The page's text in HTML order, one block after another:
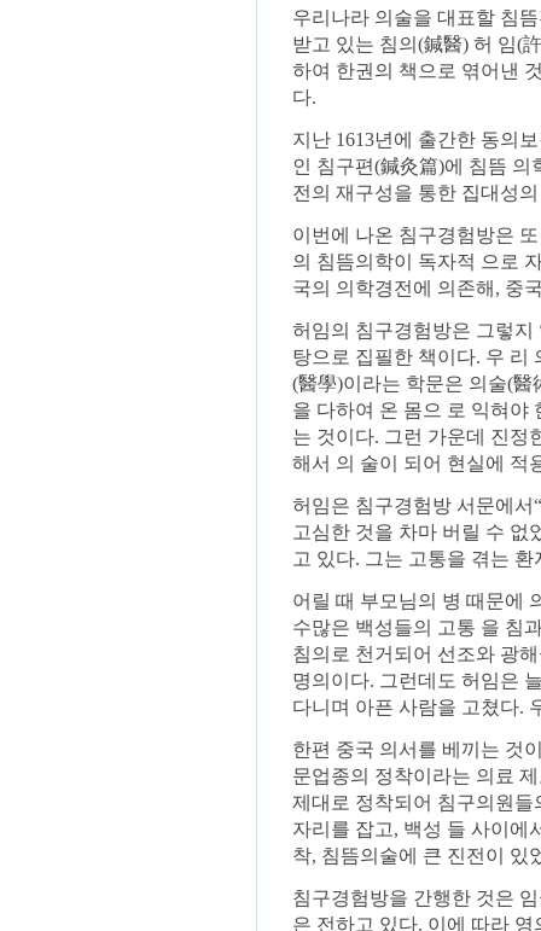
우리나라 의술을 대표할 침
받고 있는 침의(鍼醫) 허 임(
하여 한권의 책으로 엮어낸
다.
지난 1613년에 출간한 동의
인 침구편(鍼灸篇)에 침뜸
전의 재구성을 통한 집대성
이번에 나온 침구경험방은
의 침뜸의학이 독자적 으로
국의 의학경전에 의존해, 중
허임의 침구경험방은 그렇
탕으로 집필한 책이다. 우 리
(醫學)이라는 학문은 의술(
을 다하여 온 몸으 로 익혀야
는 것이다. 그런 가운데 진정
해서 의 술이 되어 현실에 적
허임은 침구경험방 서문에
고심한 것을 차마 버릴 수 없
고 있다. 그는 고통을 겪는
어릴 때 부모님의 병 때문에
수많은 백성들의 고통 을 침
침의로 천거되어 선조와 광
명의이다. 그런데도 허임은
다니며 아픈 사람을 고쳤다.
한편 중국 의서를 베끼는 것
문업종의 정착이라는 의료
제대로 정착되어 침구의원
자리를 잡고, 백성 들 사이에
착, 침뜸의술에 큰 진전이 있
침구경험방을 간행한 것은
은 전하고 있다. 이에 따라